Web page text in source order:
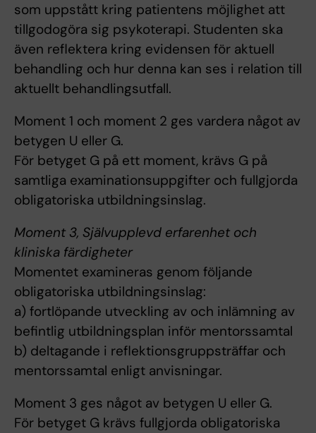
som uppstått kring patientens möjlighet att
tillgodogöra sig psykoterapi. Studenten ska
även reflektera kring evidensen för aktuell
behandling och hur denna kan ses i relation till
aktuellt behandlingsutfall.
Moment 1 och moment 2 ges vardera något av
betygen U eller G.
För betyget G på ett moment, krävs G på
samtliga examinationsuppgifter och fullgjorda
obligatoriska utbildningsinslag.
Moment 3, Självupplevd erfarenhet och
kliniska färdigheter
Momentet examineras genom följande
obligatoriska utbildningsinslag:
a) fortlöpande utveckling av och inlämning av
befintlig utbildningsplan inför mentorssamtal
b) deltagande i reflektionsgruppsträffar och
mentorssamtal enligt anvisningar.
Moment 3 ges något av betygen U eller G.
För betyget G krävs fullgjorda obligatoriska